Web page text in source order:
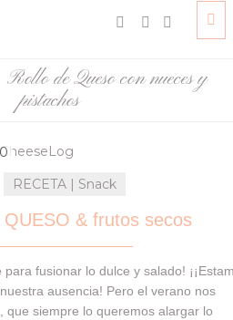
Rollo de Queso con nueces y
pistachos
RECETA | Snack
QUESO & frutos secos
para fusionar lo dulce y salado!
ausencia! Pero el verano nos
que siempre lo queremos alargar lo